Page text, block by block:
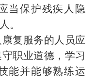
当保护残疾人隐
。
复服务的人员应
职业道德，学习
能并能够熟练运